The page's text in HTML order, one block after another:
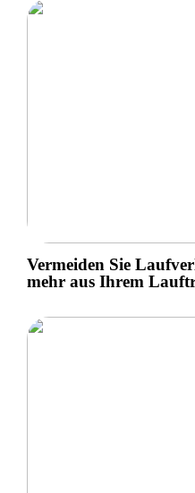
Vermeiden Sie
mehr aus Ihrem